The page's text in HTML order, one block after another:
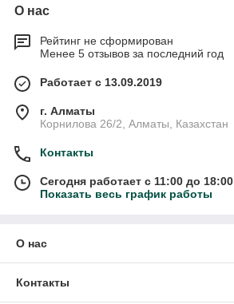
О нас
Рейтинг не сформирован
Менее 5 отзывов за последний год
Работает с 13.09.2019
г. Алматы
Корнилова 26/2, Алматы, Казахстан
Контакты
Сегодня работает с 11:00 до 18:00
Показать весь график работы
О нас
Контакты